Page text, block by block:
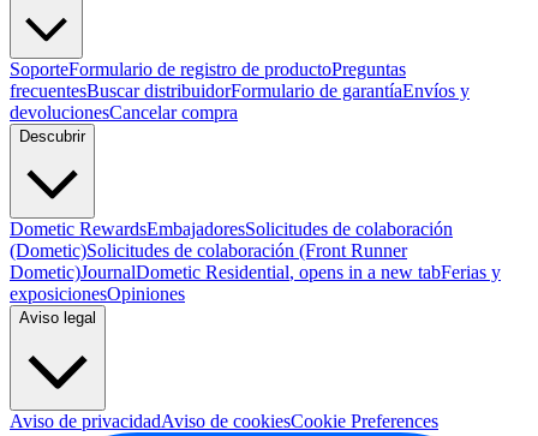
SoporteFormulario de registro de productoPreguntas
frecuentesBuscar distribuidorFormulario de garantíaEnvíos y
devolucionesCancelar compra
Descubrir
Dometic RewardsEmbajadoresSolicitudes de colaboración
(Dometic)Solicitudes de colaboración (Front Runner
Dometic)JournalDometic Residential, opens in a new tabFerias y
exposicionesOpiniones
Aviso legal
Aviso de privacidadAviso de cookiesCookie Preferences